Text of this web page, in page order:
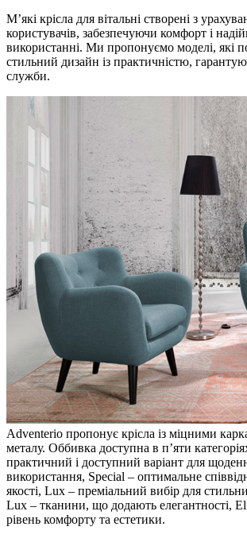
М’які крісла для вітальні створені з
користувачів, забезпечуючи комфорт і
використанні. Ми пропонуємо моделі, які
стильний дизайн із практичністю,
служби.
Adventerio пропонує крісла із міцними
металу. Оббивка доступна в п’яти
практичний і доступний варіант для
використання, Special – оптимальне
якості, Lux – преміальний вибір для
Lux – тканини, що додають елегантності,
рівень комфорту та естетики.